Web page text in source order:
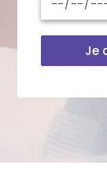
Je